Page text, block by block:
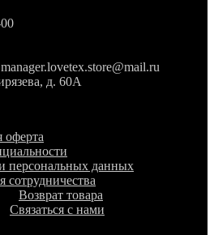
д. 60А
оферта
персональных данных
сотрудничества
Возврат товара
Связаться с нами